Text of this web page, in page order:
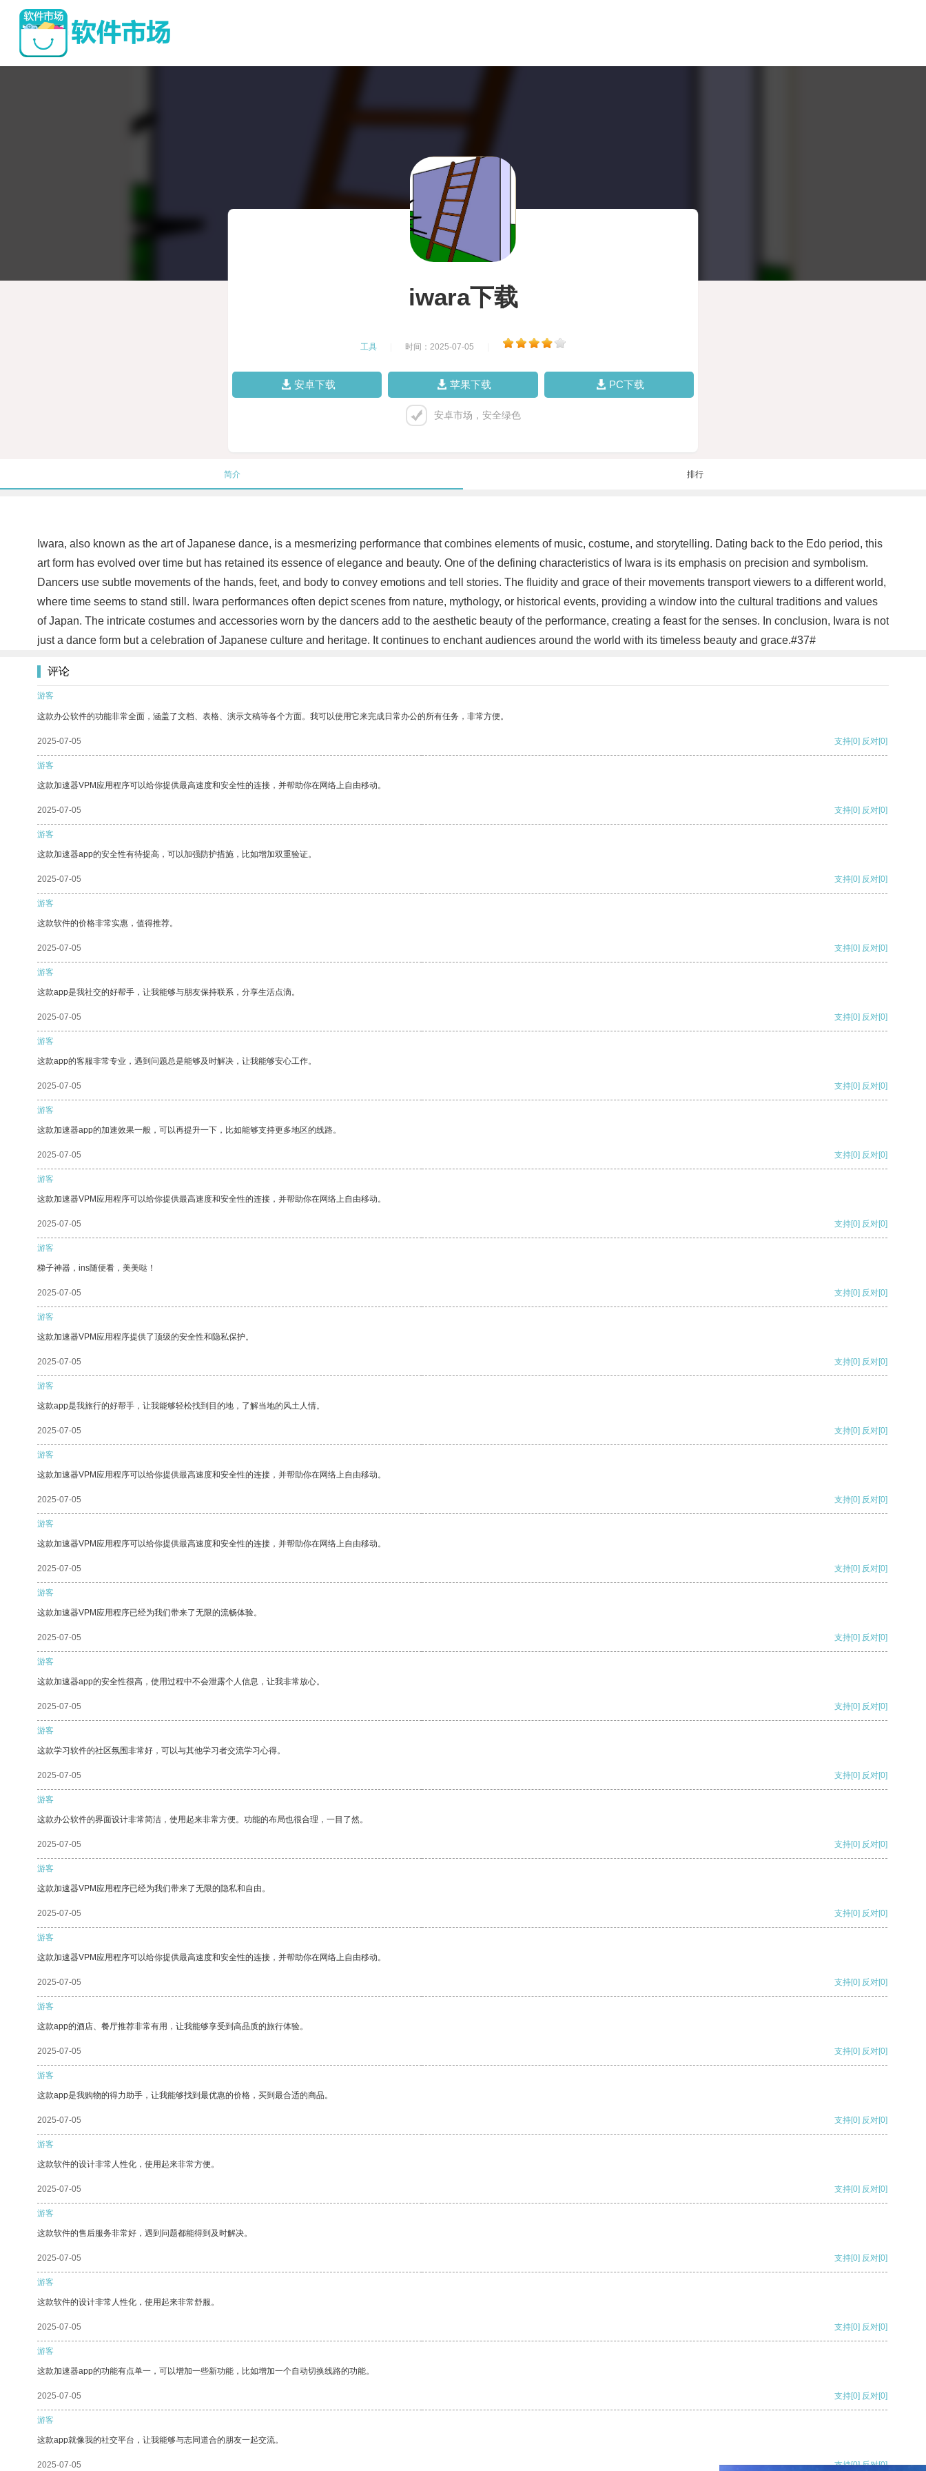
iwara下载
工具 时间：2025-07-05
安卓下载 苹果下载 PC下载
安卓市场，安全绿色
简介 排行
Iwara, also known as the art of Japanese dance, is a mesmerizing performance that combines elements of music, costume, and storytelling. Dating back to the Edo period, this
art form has evolved over time but has retained its essence of elegance and beauty. One of the defining characteristics of Iwara is its emphasis on precision and symbolism.
Dancers use subtle movements of the hands, feet, and body to convey emotions and tell stories. The fluidity and grace of their movements transport viewers to a different world,
where time seems to stand still. Iwara performances often depict scenes from nature, mythology, or historical events, providing a window into the cultural traditions and values
of Japan. The intricate costumes and accessories worn by the dancers add to the aesthetic beauty of the performance, creating a feast for the senses. In conclusion, Iwara is not
just a dance form but a celebration of Japanese culture and heritage. It continues to enchant audiences around the world with its timeless beauty and grace.#37#
评论
游客
这款办公软件的功能非常全面，涵盖了文档、表格、演示文稿等各个方面。我可以使用它来完成日常办公的所有任务，非常方便。
2025-07-05 支持[0] 反对[0]
游客
这款加速器VPM应用程序可以给你提供最高速度和安全性的连接，并帮助你在网络上自由移动。
2025-07-05 支持[0] 反对[0]
游客
这款加速器app的安全性有待提高，可以加强防护措施，比如增加双重验证。
2025-07-05 支持[0] 反对[0]
游客
这款软件的价格非常实惠，值得推荐。
2025-07-05 支持[0] 反对[0]
游客
这款app是我社交的好帮手，让我能够与朋友保持联系，分享生活点滴。
2025-07-05 支持[0] 反对[0]
游客
这款app的客服非常专业，遇到问题总是能够及时解决，让我能够安心工作。
2025-07-05 支持[0] 反对[0]
游客
这款加速器app的加速效果一般，可以再提升一下，比如能够支持更多地区的线路。
2025-07-05 支持[0] 反对[0]
游客
这款加速器VPM应用程序可以给你提供最高速度和安全性的连接，并帮助你在网络上自由移动。
2025-07-05 支持[0] 反对[0]
游客
梯子神器，ins随便看，美美哒！
2025-07-05 支持[0] 反对[0]
游客
这款加速器VPM应用程序提供了顶级的安全性和隐私保护。
2025-07-05 支持[0] 反对[0]
游客
这款app是我旅行的好帮手，让我能够轻松找到目的地，了解当地的风土人情。
2025-07-05 支持[0] 反对[0]
游客
这款加速器VPM应用程序可以给你提供最高速度和安全性的连接，并帮助你在网络上自由移动。
2025-07-05 支持[0] 反对[0]
游客
这款加速器VPM应用程序可以给你提供最高速度和安全性的连接，并帮助你在网络上自由移动。
2025-07-05 支持[0] 反对[0]
游客
这款加速器VPM应用程序已经为我们带来了无限的流畅体验。
2025-07-05 支持[0] 反对[0]
游客
这款加速器app的安全性很高，使用过程中不会泄露个人信息，让我非常放心。
2025-07-05 支持[0] 反对[0]
游客
这款学习软件的社区氛围非常好，可以与其他学习者交流学习心得。
2025-07-05 支持[0] 反对[0]
游客
这款办公软件的界面设计非常简洁，使用起来非常方便。功能的布局也很合理，一目了然。
2025-07-05 支持[0] 反对[0]
游客
这款加速器VPM应用程序已经为我们带来了无限的隐私和自由。
2025-07-05 支持[0] 反对[0]
游客
这款加速器VPM应用程序可以给你提供最高速度和安全性的连接，并帮助你在网络上自由移动。
2025-07-05 支持[0] 反对[0]
游客
这款app的酒店、餐厅推荐非常有用，让我能够享受到高品质的旅行体验。
2025-07-05 支持[0] 反对[0]
游客
这款app是我购物的得力助手，让我能够找到最优惠的价格，买到最合适的商品。
2025-07-05 支持[0] 反对[0]
游客
这款软件的设计非常人性化，使用起来非常方便。
2025-07-05 支持[0] 反对[0]
游客
这款软件的售后服务非常好，遇到问题都能得到及时解决。
2025-07-05 支持[0] 反对[0]
游客
这款软件的设计非常人性化，使用起来非常舒服。
2025-07-05 支持[0] 反对[0]
游客
这款加速器app的功能有点单一，可以增加一些新功能，比如增加一个自动切换线路的功能。
2025-07-05 支持[0] 反对[0]
游客
这款app就像我的社交平台，让我能够与志同道合的朋友一起交流。
2025-07-05 支持[0] 反对[0]